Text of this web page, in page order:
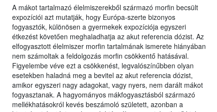
A mákot tartalmazó élelmiszerekből származó morfin becsült
expozíciói azt mutatják, hogy Európa-szerte bizonyos
fogyasztók, különösen a gyermekek expozíciója egyszeri
étkezést követően meghaladhatja az akut referencia dózist. Az
elfogyasztott élelmiszer morfin tartalmának ismerete hiányában
nem számoltak a feldolgozás morfin csökkentő hatásával.
Figyelembe véve ezt a csökkenést, legvalószínűbben olyan
esetekben haladná meg a bevitel az akut referencia dózist,
amikor egyszeri nagy adagokat, vagy nyers, nem darált mákot
fogyasztanak. A hagyományos mákfogyasztásból származó
mellékhatásokról kevés beszámoló született, azonban a